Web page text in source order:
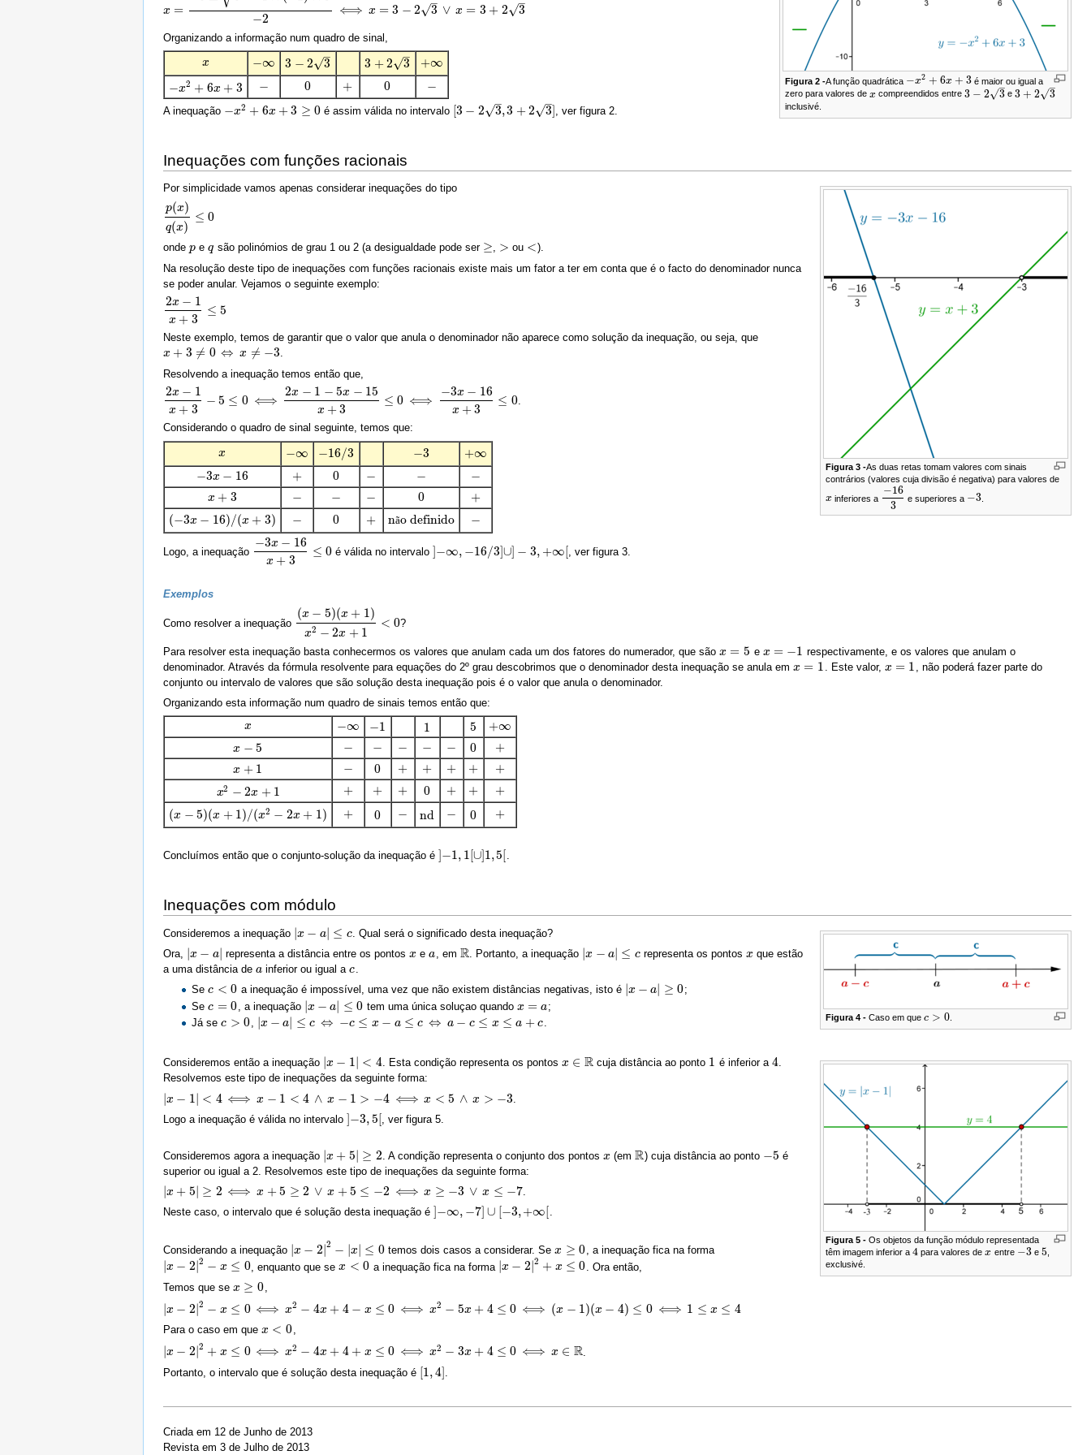
Figura 2 -A função quadrática −x2 + 6x + 3
−x2+ 6x+ 3
é maior ou igual a
zero para valores de x
x compreendidos entre3 − 2 3
–
√
3−23 e3 + 2 3
–
√
3+23
inclusivé.
x =
−2
⟺ x = 3 − 2 3
–
√ ∨ x = 3 + 2 3
–
√
x=−6 ±62−4×(−1)×3−2⟺x=3−23∨x= 3+23
Organizando a informação num quadro de sinal,
x
x −∞
−∞ 3 − 2 3
–
√
3 −23 3 + 2 3
–
√
3 +23 +∞
+∞
−x2 + 6x + 3
−x2+ 6x +3 −
− 0
0 +
+ 0
0 −
−
A inequação −x2 + 6x + 3 ≥ 0
−x2+ 6x +3≥ 0 é assim válida no intervalo [3 − 2 3
–
√ ,3 + 2 3
–
√ ]
3−23,3+23] , ver figura 2.
Inequações com funções racionais
Figura 3 -As duas retas tomam valores com sinais
contrários (valores cuja divisão é negativa) para valores de
x
x inferiores a
−16
3
−163 e superiores a −3
−3 .
Por simplicidade vamos apenas considerar inequações do tipo
p(x)
q(x)
≤ 0
p(x)q( )≤ 0
onde p
p eq
q são polinómios de grau 1 ou 2 (a desigualdade pode ser ≥
≥ , >
> ou <
< ).
Na resolução deste tipo de inequações com funções racionais existe mais um fator a ter em conta que é o facto do denominador nunca
se poder anular. Vejamos o seguinte exemplo:
2x − 1
x + 3
≤ 5
2x−1x+3 ≤5
Neste exemplo, temos de garantir que o valor que anula o denominador não aparece como solução da inequação, ou seja, que
x + 3 ≠ 0 ⇔ x ≠ −3
x+3≠0 ⇔x ≠− 3
.
Resolvendo a inequação temos então que,
2x − 1
x + 3
− 5 ≤ 0 ⟺
2x − 1 − 5x − 15
x + 3
≤ 0 ⟺
−3x − 16
x + 3
≤ 0
2x−1x+3 −5 ≤0 ⟺2 −1−5 x−15x+3≤0⟺−3x−16 x+ 3≤ 0 .
Considerando o quadro de sinal seguinte, temos que:
x
x −∞
−∞ −16/3
−16/3 −3
−3 +∞
+∞
−3x − 16
−3x− 16 +
+ 0
0 −
− −
− −
−
x + 3
x+3 −
− −
− −
− 0
0 +
+
(−3x − 16)/(x + 3)
( −3x− 16) /(x+ 3) −
− 0
0 +
+ não definido
não definido −
−
Logo, a inequação
−3x − 16
x + 3
≤ 0
−3x−16x+3≤ 0 é válida no intervalo ]−∞, −16/3]∪] − 3, +∞[
−∞,−16/3]∪]− 3,+ ∞[ , ver figura 3.
Exemplos
Como resolver a inequação
(x − 5)(x + 1)
x2 − 2x + 1
< 0
(x−5)(x+1)x2−2x+ 1< 0 ?
Para resolver esta inequação basta conhecermos os valores que anulam cada um dos fatores do numerador, que são x = 5
x=5 e x = −1
x=−1
respectivamente, e os valores que anulam o
denominador. Através da fórmula resolvente para equações do 2º grau descobrimos que o denominador desta inequação se anula em x = 1
x=1 . Este valor, x = 1
x=1
, não poderá fazer parte do
conjunto ou intervalo de valores que são solução desta inequação pois é o valor que anula o denominador.
Organizando esta informação num quadro de sinais temos então que:
x
x −∞
−∞ −1
−1 1
1 5
5 +∞
+∞
x − 5
x−5 −
− −
− −
− −
− −
− 0
0 +
+
x + 1
x+1 −
− 0
0 +
+ +
+ +
+ +
+ +
+
x2 − 2x + 1
x2 −2x+1 +
+ +
+ +
+ 0
0 +
+ +
+ +
+
(x − 5)(x + 1)/(x2 − 2x + 1)
(x− 5) (x +1)/ (x2 − 2 x +1) +
+ 0
0 −
− nd
nd −
− 0
0 +
+
Concluímos então que o conjunto-solução da inequação é −1, 1 ∪] 1,5
−1,1 [∪]1 ,5[ .
Inequações com módulo
Figura 4 - Caso em que c > 0
c >0 .
Consideremos a inequação |x − a| ≤ c
x−a| ≤c
. Qual será o significado desta inequação?
Ora, |x − a|
x−a| representa a distância entre os pontosx
x ea
a, em R
R . Portanto, a inequação |x − a| ≤ c
x−a| ≤c representa os pontosx
x que estão
a uma distância de a
a inferior ou igual ac
c.
Sec < 0
c <0 a inequação é impossível, uma vez que não existem distâncias negativas, isto é x − a ≥ 0
x−a| ≥0
;
Sec = 0
c =0 , a inequação |x − a| ≤ 0
x−a| ≤0 tem uma única soluçao quando x = a
x=a
;
Já sec > 0
c >0 |x − a| ≤ c ⇔ −c ≤ x − a ≤ c ⇔ a − c ≤ x ≤ a + c
x−a| ≤c ⇔− c≤ x−a ≤c⇔a− c≤x≤ a+c
Figura 5 - Os objetos da função módulo representada
têm imagem inferior a 4
4 para valores dex
x entre −3
−3 e 5
5
exclusivé.
Consideremos então a inequação x − 1 < 4
x−1| <4 . Esta condição representa os pontos x ∈ R
x∈R cuja distância ao ponto 1
1 é inferior a 4
4.
Resolvemos este tipo de inequações da seguinte forma:
|x − 1| < 4 ⟺ x − 1 < 4 ∧ x − 1 > −4 ⟺ x < 5 ∧ x > −3
x−1| <4 ⟺ x− 1<4∧ x− 1> −4 ⟺x <5∧x >− 3
Logo a inequação é válida no intervalo ]−3,5[
−3,5 [ , ver figura 5.
Consideremos agora a inequação |x + 5| ≥ 2
x+5| ≥2 . A condição representa o conjunto dos pontos x
x (emR
R) cuja distância ao ponto −5
−5
é
superior ou igual a 2. Resolvemos este tipo de inequações da seguinte forma:
|x + 5| ≥ 2 ⟺ x + 5 ≥ 2 ∨ x + 5 ≤ −2 ⟺ x ≥ −3 ∨ x ≤ −7
x+5| ≥2 ⟺ x+ 5≥2∨ +5 ≤−2 ⟺ x≥ −3 ∨x ≤−7
Neste caso, o intervalo que é solução desta inequação é −∞, −7] ∪ −3,+∞
−∞,−7 ]∪[ 3, ∞[ .
Considerando a inequação |x − 2|2 − |x | ≤ 0
x−2| 2− |x |≤0 temos dois casos a considerar. Sex ≥ 0
x≥ 0 , a inequação fica na forma
x − 2 2 − x ≤ 0
x−2| 2− x ≤0 , enquanto que sex < 0
x<0 a inequação fica na forma x − 2 2 + x ≤ 0
x−2| 2+ x ≤0
. Ora então,
Temos que se x ≥ 0
x≥ 0
|x − 2|2 − x ≤ 0 ⟺ x2 − 4x + 4 − x ≤ 0 ⟺ x2 − 5x + 4 ≤ 0 ⟺ (x − 1)(x − 4) ≤ 0 ⟺ 1 ≤ x ≤ 4
x−2| 2− x ≤0⟺ x2 −4 x+4− ≤0⟺ x2− 5x +4 ≤0 ⟺(x − )(x−4 ≤0⟺ 1≤x ≤4
Para o caso em que x < 0
x<0 ,
x − 2 2 + x ≤ 0 ⟺ x2 − 4x + 4 + x ≤ 0 ⟺ x2 − 3x + 4 ≤ 0 ⟺ x ∈ R
x−2| 2+ x ≤0⟺ x2 −4 x+4+ ≤0⟺ x2− 3x +4 ≤0 ⟺x ∈R
Portanto, o intervalo que é solução desta inequação é [1,4]
1,4]
Criada em 12 de Junho de 2013
Revista em 3 de Julho de 2013